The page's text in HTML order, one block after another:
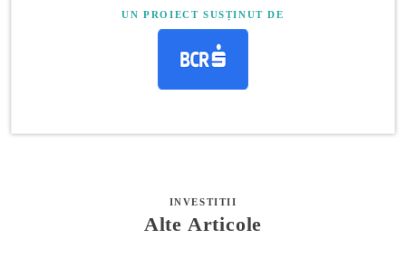
UN PROIECT SUSȚINUT DE
INVESTITII
Alte Articole